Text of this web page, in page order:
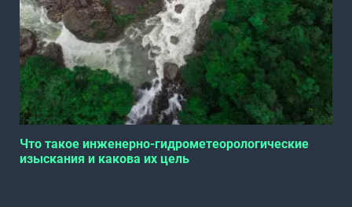
Что такое инженерно-гидрометеорологические
изыскания и какова их цель